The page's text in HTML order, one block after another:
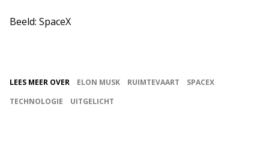
Beeld: SpaceX
LEES MEER OVER ELON MUSK RUIMTEVAART
SPACEX
TECHNOLOGIE
UITGELICHT